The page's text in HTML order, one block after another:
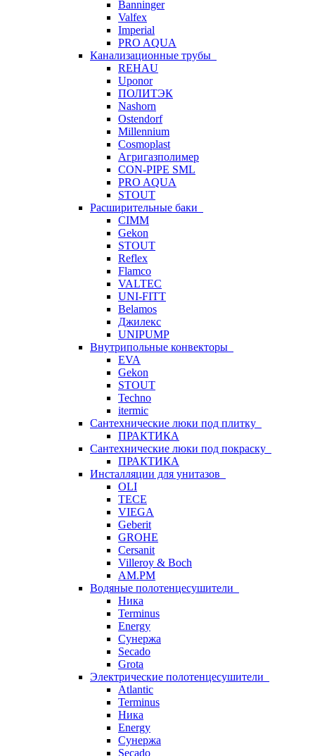
Banninger
Valfex
Imperial
PRO AQUA
Канализационные трубы
REHAU
Uponor
ПОЛИТЭК
Nashorn
Ostendorf
Millennium
Cosmoplast
Агригазполимер
CON-PIPE SML
PRO AQUA
STOUT
Расширительные баки
CIMM
Gekon
STOUT
Reflex
Flamco
VALTEC
UNI-FITT
Belamos
Джилекс
UNIPUMP
Внутрипольные конвекторы
EVA
Gekon
STOUT
Techno
itermic
Сантехнические люки под плитку
ПРАКТИКА
Сантехнические люки под покраску
ПРАКТИКА
Инсталляции для унитазов
OLI
TECE
VIEGA
Geberit
GROHE
Cersanit
Villeroy & Boch
AM.PM
Водяные полотенцесушители
Ника
Terminus
Energy
Сунержа
Secado
Grota
Электрические полотенцесушители
Atlantic
Terminus
Ника
Energy
Сунержа
Secado